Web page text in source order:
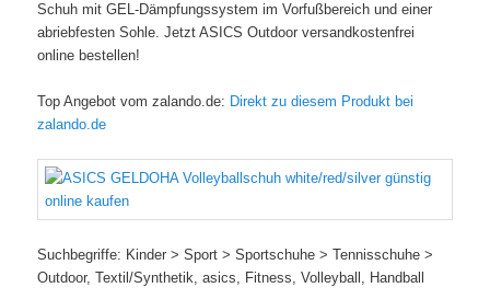
Schuh mit GEL-Dämpfungssystem im Vorfußbereich und einer
abriebfesten Sohle. Jetzt ASICS Outdoor versandkostenfrei
online bestellen!
Top Angebot vom zalando.de: Direkt zu diesem Produkt bei
zalando.de
Suchbegriffe: Kinder > Sport > Sportschuhe > Tennisschuhe >
Outdoor, Textil/Synthetik, asics, Fitness, Volleyball, Handball